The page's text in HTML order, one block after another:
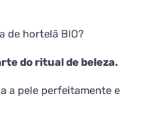
de hortelã BIO?
do ritual de beleza.
a pele perfeitamente e